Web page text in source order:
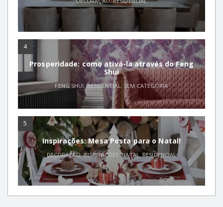
4
Prosperidade: como ativá-la através do Feng
Shui
FENG SHUI,RESIDENCIAL,SEM CATEGORIA
5
Inspirações: Mesa Posta para o Natal!
DECORAÇÃO,INSPIRAÇÕES ,NATAL,RESIDENCIAL